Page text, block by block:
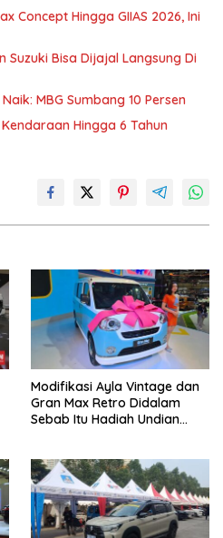
Concept Hingga GIIAS 2026, Ini
Bisa Dijajal Langsung Di
MBG Sumbang 10 Persen
Hingga 6 Tahun
Modifikasi Ayla Vintage dan
Gran Max Retro Didalam
Sebab Itu Hadiah Undian